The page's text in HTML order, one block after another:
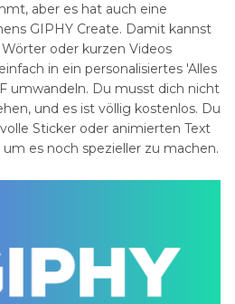
aber es hat auch eine
GIPHY Create. Damit kannst
oder kurzen Videos
in ein personalisiertes 'Alles
umwandeln. Du musst dich nicht
und es ist völlig kostenlos. Du
Sticker oder animierten Text
es noch spezieller zu machen.